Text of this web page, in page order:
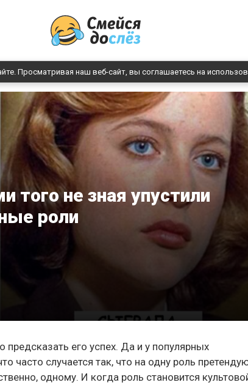
Просматривая наш веб-сайт, вы соглашаетесь на
того не зная упустили
роли
его успех. Да и у популярных
часто случается так, что на одну роль
одному. И когда роль становится